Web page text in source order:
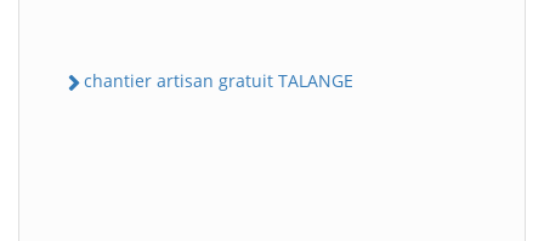
chantier artisan gratuit TALANGE